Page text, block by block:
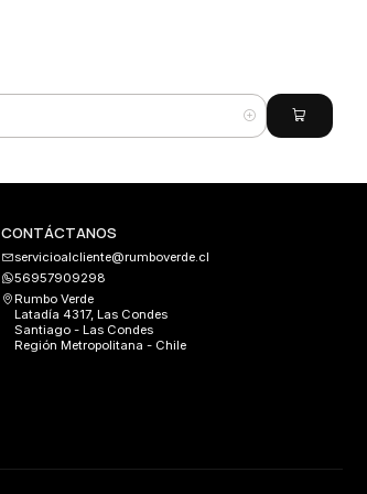
CONTÁCTANOS
servicioalcliente@rumboverde.cl
56957909298
Rumbo Verde
Latadía 4317, Las Condes
Santiago - Las Condes
Región Metropolitana - Chile